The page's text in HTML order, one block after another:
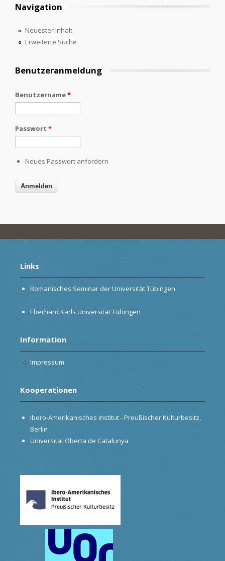
Navigation
Neuester Inhalt
Erweiterte Suche
Benutzeranmeldung
Benutzername*
Passwort *
Neues Passwort anfordern
Links
Romanisches Seminar der Universität Tübingen
Eberhard Karls Universität Tübingen
Information
Impressum
Kooperationen
Ibero-Amerikanisches Institut - Preußischer Kulturbesitz,
Berlin
Universitat Oberta de Catalunya